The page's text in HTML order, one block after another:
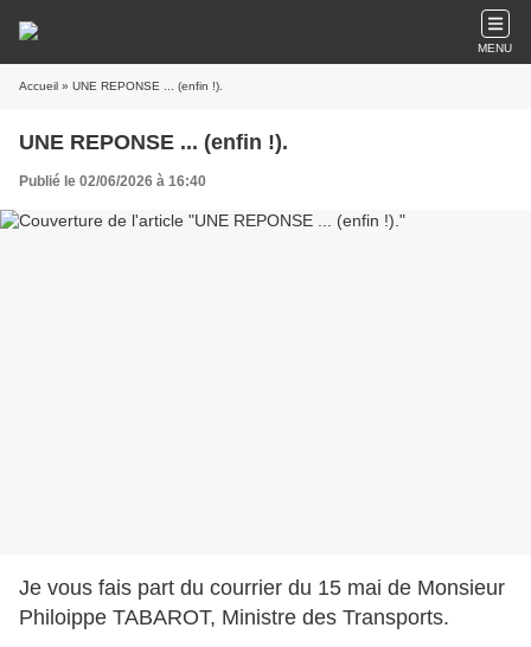
MENU
Accueil » UNE REPONSE ... (enfin !).
UNE REPONSE ... (enfin !).
Publié le 02/06/2026 à 16:40
Je vous fais part du courrier du 15 mai de Monsieur
Philoippe TABAROT, Ministre des Transports.